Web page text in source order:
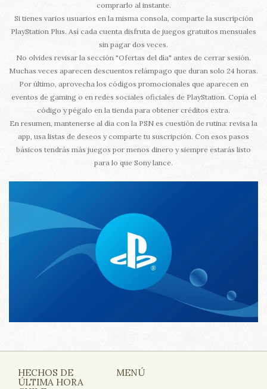
comprarlo al instante.
Si tienes varios usuarios en la misma consola, comparte la suscripción
PlayStation Plus. Así cada cuenta disfruta de juegos gratuitos mensuales
sin pagar dos veces.
No olvides revisar la sección "Ofertas del día" antes de cerrar sesión.
Muchas veces aparecen descuentos relámpago que duran solo 24 horas.
Por último, aprovecha los códigos promocionales que aparecen en
eventos de gaming o en redes sociales oficiales de PlayStation. Copia el
código y pégalo en la tienda para obtener créditos extra.
En resumen, mantenerse al día con la PSN es cuestión de rutina: revisa la
app, usa listas de deseos y comparte tu suscripción. Con esos pasos
básicos tendrás más juegos por menos dinero y siempre estarás listo
para lo que Sony lance.
HECHOS DE
ÚLTIMA HORA
MENÚ